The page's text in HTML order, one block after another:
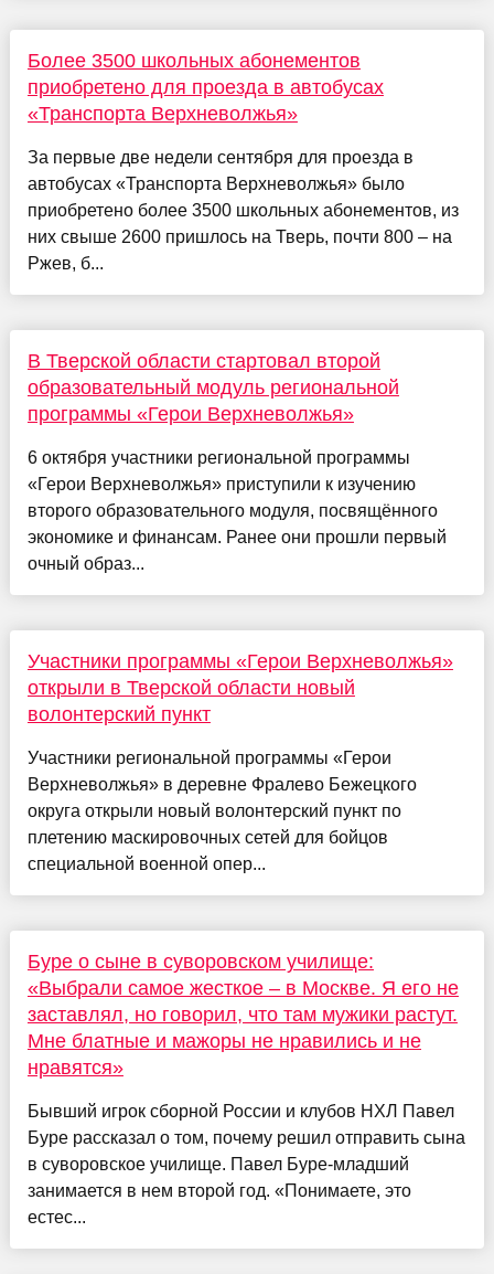
Более 3500 школьных абонементов
приобретено для проезда в автобусах
«Транспорта Верхневолжья»
За первые две недели сентября для проезда в
автобусах «Транспорта Верхневолжья» было
приобретено более 3500 школьных абонементов, из
них свыше 2600 пришлось на Тверь, почти 800 – на
Ржев, б...
В Тверской области стартовал второй
образовательный модуль региональной
программы «Герои Верхневолжья»
6 октября участники региональной программы
«Герои Верхневолжья» приступили к изучению
второго образовательного модуля, посвящённого
экономике и финансам. Ранее они прошли первый
очный образ...
Участники программы «Герои Верхневолжья»
открыли в Тверской области новый
волонтерский пункт
Участники региональной программы «Герои
Верхневолжья» в деревне Фралево Бежецкого
округа открыли новый волонтерский пункт по
плетению маскировочных сетей для бойцов
специальной военной опер...
Буре о сыне в суворовском училище:
«Выбрали самое жесткое – в Москве. Я его не
заставлял, но говорил, что там мужики растут.
Мне блатные и мажоры не нравились и не
нравятся»
Бывший игрок сборной России и клубов НХЛ Павел
Буре рассказал о том, почему решил отправить сына
в суворовское училище. Павел Буре-младший
занимается в нем второй год. «Понимаете, это
естес...